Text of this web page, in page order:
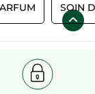
SOIN